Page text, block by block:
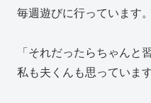
毎週遊びに行っています。
「それだったらちゃんと
私も夫くんも思っています